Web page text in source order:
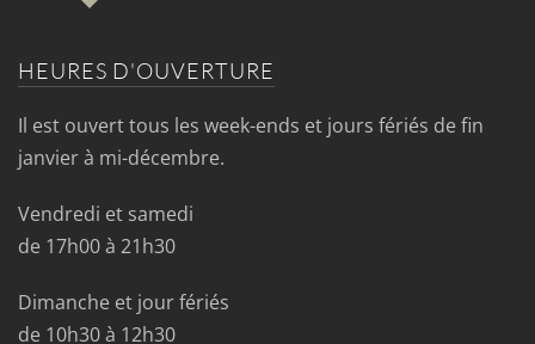
HEURES D'OUVERTURE
Il est ouvert tous les week-ends et jours fériés de fin
janvier à mi-décembre.
Vendredi et samedi
de 17h00 à 21h30
Dimanche et jour fériés
de 10h30 à 12h30